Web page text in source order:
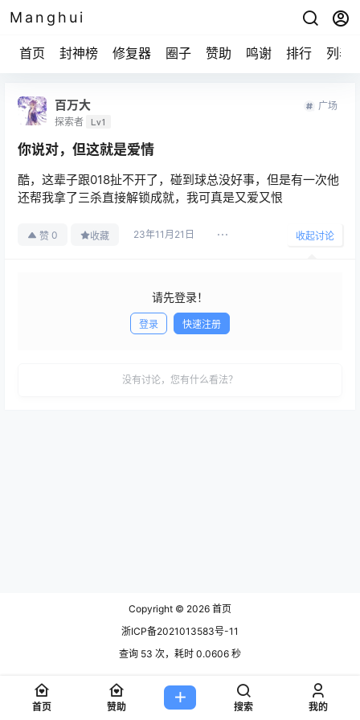
Manghui
首页 封神榜 修复器 圈子 赞助 鸣谢 排行 列表
百万大
探索者 Lv1
广场
你说对，但这就是爱情
酷，这辈子跟018扯不开了，碰到球总没好事，但是有一次他
还帮我拿了三杀直接解锁成就，我可真是又爱又恨
赞 0 收藏 23年11月21日 收起讨论
请先登录！
登录 快速注册
没有讨论，您有什么看法？
Copyright © 2026 首页
浙ICP备2021013583号-11
查询 53 次，耗时 0.0606 秒
首页 赞助 搜索 我的